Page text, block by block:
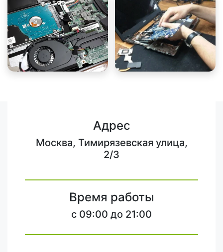
Адрес
Москва, Тимирязевская улица,
2/3
Время работы
c 09:00 до 21:00